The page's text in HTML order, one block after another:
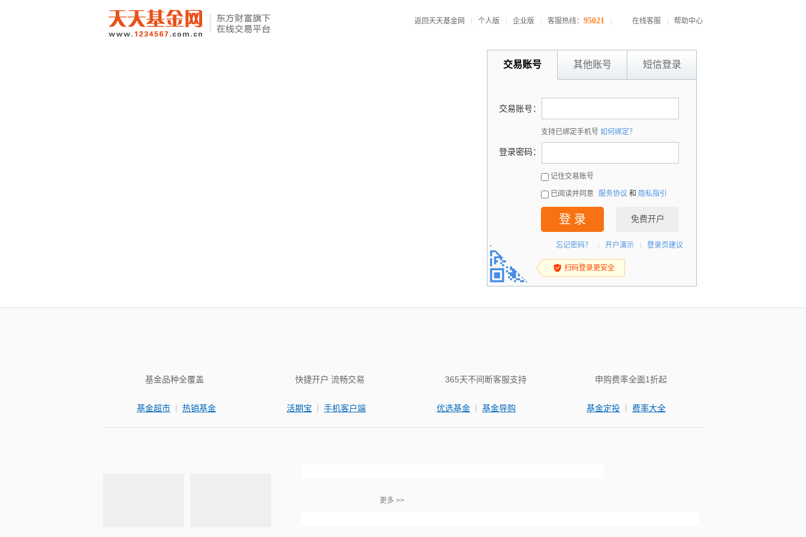
返回天天基金网 个人版 企业版 客服热线： 95021 在线客服 帮助中心
交易账号 其他账号 短信登录
交易账号：
支持已绑定手机号 如何绑定？
登录密码：
记住交易账号
已阅读并同意 服务协议 和 隐私指引
登 录 免费开户
忘记密码？ 开户演示 登录页建议
扫码登录更安全
基金品种全覆盖
基金超市 | 热销基金
快捷开户 流畅交易
活期宝 | 手机客户端
365天不间断客服支持
优选基金 | 基金导购
申购费率全面1折起
基金定投 | 费率大全
更多 >>